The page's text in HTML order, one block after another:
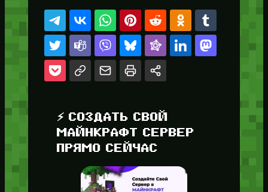
⚡ СОЗДАТЬ СВОЙ
МАЙНКРАФТ СЕРВЕР
ПРЯМО СЕЙЧАС